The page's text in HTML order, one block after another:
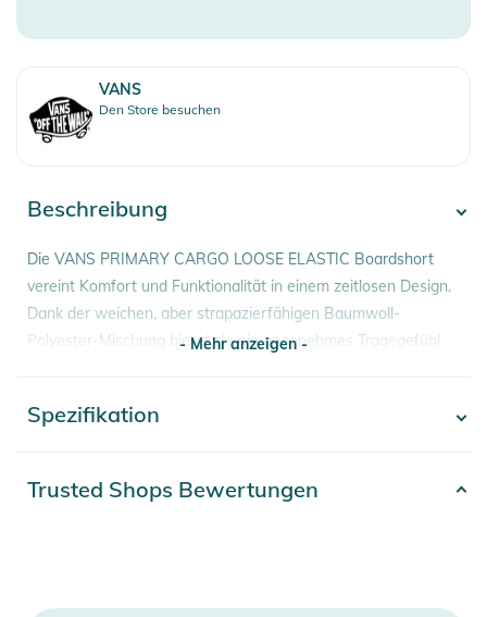
VANS
Den Store besuchen
Beschreibung
Die VANS PRIMARY CARGO LOOSE ELASTIC Boardshort
vereint Komfort und Funktionalität in einem zeitlosen Design.
Dank der weichen, aber strapazierfähigen Baumwoll-
Polyester-Mischung bietet sie ein angenehmes Tragegefühl.
zusätzlichen Stauraum – ideal für Abenteuer im Wasser oder
auf der Straße.
Eigenschaften:
- Mehr anzeigen -
Spezifikation
Trusted Shops Bewertungen